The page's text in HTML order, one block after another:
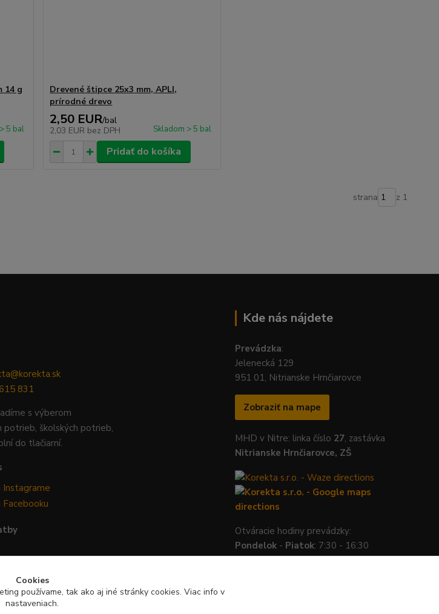
14 g
5 bal
Drevené štipce 25x3 mm, APLI,
prírodné drevo
2,50 EUR/bal
2,03 EUR bez DPH Skladom > 5 bal
Pridať do košíka
strana z 1
831
s výberom
potrieb, školských potrieb,
do tlačiarní.
kartou, Google Pay,
prevodom.
Kde nás nájdete
Prevádzka:
Jelenecká 129
951 01, Nitrianske Hrnčiarovce
Zobraziť na mape
MHD v Nitre: linka číslo 27, zastávka
Nitrianske Hrnčiarovce, ZŠ
Otváracie hodiny prevádzky:
Pondelok - Piatok: 7:30 - 16:30
Cookies
používame, tak ako aj iné stránky cookies. Viac info v
nastaveniach.